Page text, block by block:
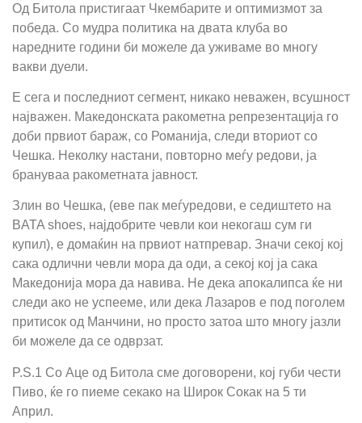
Од Битола пристигаат Чкембарите и оптимизмот за
победа. Со мудра политика на двата клуба во
наредните години би можеле да уживаме во многу
вакви дуели.
Е сега и последниот сегмент, никако неважен, всушност
најважен. Македонската ракометна репрезентација го
доби првиот бараж, со Романија, следи вториот со
Чешка. Неколку настани, повторно меѓу редови, ја
брануваа ракометната јавност.
Злин во Чешка, (еве пак меѓуредови, е седиштето на
BATA shoes, најдобрите чевли кои некогаш сум ги
купил), е домаќин на првиот натпревар. Значи секој кој
сака одлични чевли мора да оди, а секој кој ја сака
Македонија мора да навива. Не дека апокалипса ќе ни
следи ако не успееме, или дека Лазаров е под поголем
притисок од Манчини, но просто затоа што многу јазли
би можеле да се одврзат.
P.S.1 Со Аце од Битола сме договорени, кој губи чести
Пиво, ќе го пиеме секако на Широк Сокак на 5 ти
Април.